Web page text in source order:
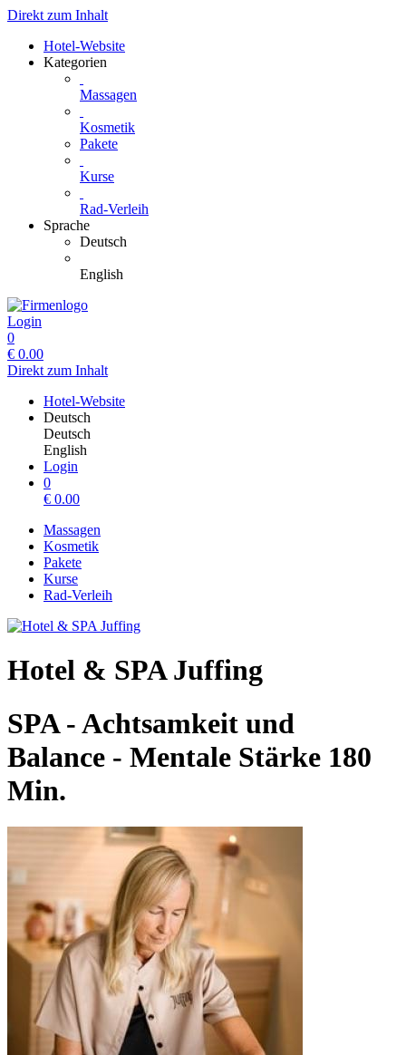
Direkt zum Inhalt
Hotel-Website
Kategorien
Massagen
Kosmetik
Pakete
Kurse
Rad-Verleih
Sprache
Deutsch
English
Login
0
€ 0.00
Direkt zum Inhalt
Hotel-Website
Deutsch
Deutsch
English
Login
0
€ 0.00
Massagen
Kosmetik
Pakete
Kurse
Rad-Verleih
Hotel & SPA Juffing
SPA - Achtsamkeit und
Balance - Mentale Stärke 180
Min.